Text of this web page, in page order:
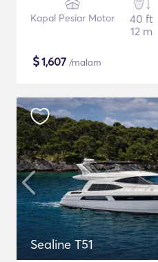
Kapal Pesiar Motor
40 ft
12 m
$1,607 /malam
Sealine T51